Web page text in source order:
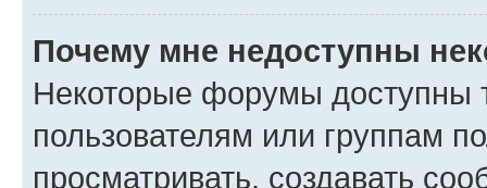
Почему мне недоступны
Некоторые форумы доступны
пользователям или группам
просматривать, создавать